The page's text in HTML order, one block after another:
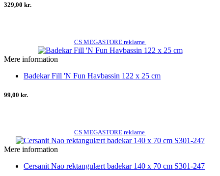
329,00 kr.
CS MEGASTORE reklame
Mere information
Badekar Fill 'N Fun Havbassin 122 x 25 cm
99,00 kr.
CS MEGASTORE reklame
Mere information
Cersanit Nao rektangulært badekar 140 x 70 cm S301-247